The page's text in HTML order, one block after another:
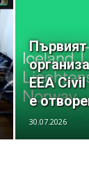
Първият
EEA
e
30.07.2026